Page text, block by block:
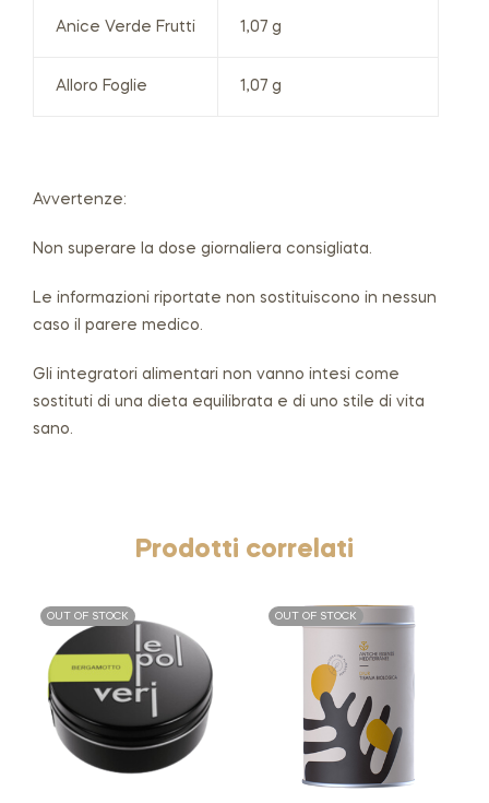
Anice Verde Frutti 1,07 g
Alloro Foglie 1,07 g
Avvertenze:
Non superare la dose giornaliera consigliata.
Le informazioni riportate non sostituiscono in nessun
caso il parere medico.
Gli integratori alimentari non vanno intesi come
sostituti di una dieta equilibrata e di uno stile di vita
sano.
Prodotti correlati
OUT OF STOCK OUT OF STOCK